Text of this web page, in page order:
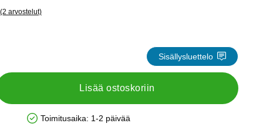
kaikki arvostelut
(2 arvostelut)
Sisällysluettelo
Lisää ostoskoriin
Saatavuus: Varastossa
Toimitusaika: 1-2 päivää